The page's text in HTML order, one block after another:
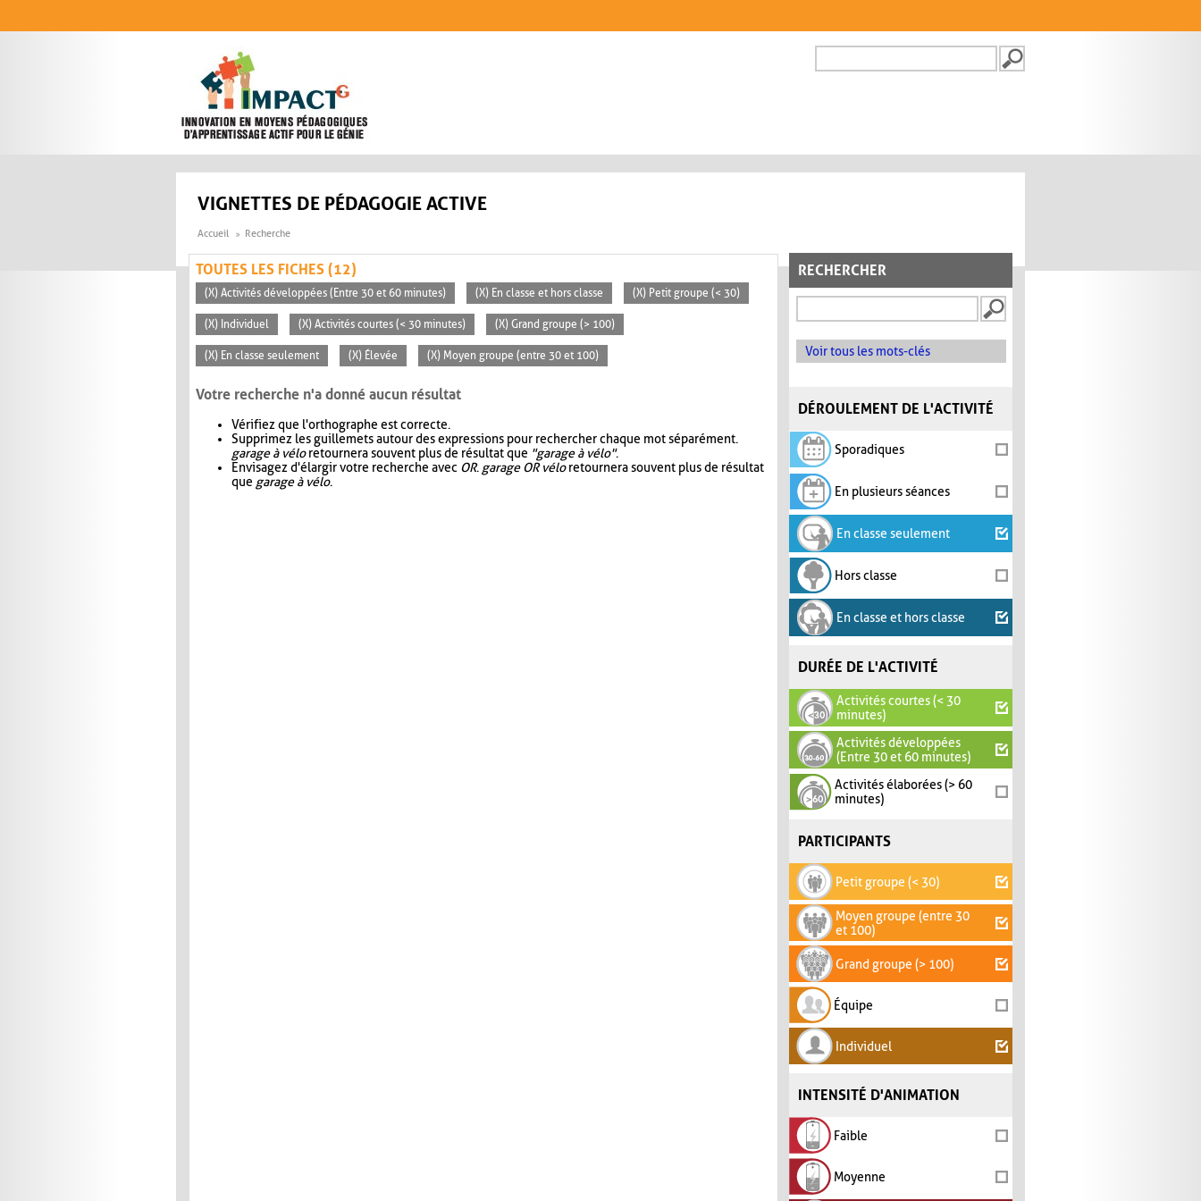
FORMULAIRE DE
VIGNETTES DE PÉDAGOGIE ACTIVE
Accueil Recherche
RECHERCHER
Voir tous les mots-clés
DÉROULEMENT DE L'ACTIVITÉ
Sporadiques
En plusieurs séances
En classe seulement
Hors classe
En classe et hors classe
DURÉE DE L'ACTIVITÉ
Activités courtes (< 30
minutes)
Activités développées
(Entre 30 et 60 minutes)
Activités élaborées (> 60
minutes)
PARTICIPANTS
Petit groupe (< 30)
Moyen groupe (entre 30
et 100)
Grand groupe (> 100)
Équipe
Individuel
INTENSITÉ D'ANIMATION
Faible
Moyenne
TOUTES LES FICHES (12)
(X) Activités développées (Entre 30 et 60 minutes) (X) En classe et hors classe (X) Petit groupe (< 30)
(X) Individuel (X) Activités courtes (< 30 minutes) (X) Grand groupe (> 100)
(X) En classe seulement (X) Élevée (X) Moyen groupe (entre 30 et 100)
Votre recherche n'a donné aucun résultat
Vérifiez que l'orthographe est correcte.
Supprimez les guillemets autour des expressions pour rechercher chaque mot séparément.
garage à véloretournera souvent plus de résultat que "garage à vélo".
Envisagez d'élargir votre recherche avec OR. garage OR véloretournera souvent plus de résultat
que garage à vélo.